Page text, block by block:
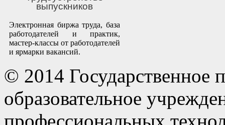
выпускников
Электронная биржа труда, база
работодателей и практик,
мастер-классы от работодателей
и ярмарки вакансий.
© 2014 Государственное
образовательное